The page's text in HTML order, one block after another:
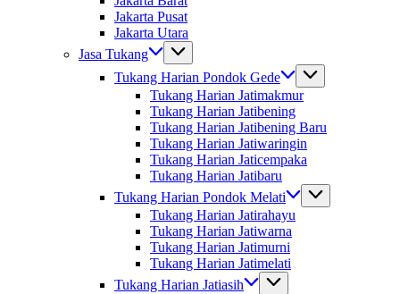
Jakarta Pusat
Jakarta Utara
Jasa Tukang
Tukang Harian Pondok Gede
Tukang Harian Jatimakmur
Tukang Harian Jatibening
Tukang Harian Jatibening Baru
Tukang Harian Jatiwaringin
Tukang Harian Jaticempaka
Tukang Harian Jatibaru
Tukang Harian Pondok Melati
Tukang Harian Jatirahayu
Tukang Harian Jatiwarna
Tukang Harian Jatimurni
Tukang Harian Jatimelati
Tukang Harian Jatiasih